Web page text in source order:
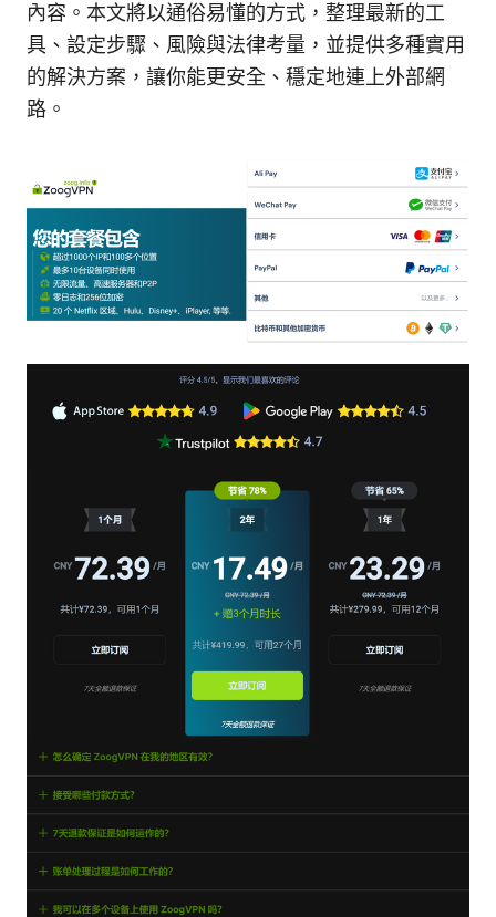
內容。本文將以通俗易懂的方式，整理最新的工
具、設定步驟、風險與法律考量，並提供多種實用
的解決方案，讓你能更安全、穩定地連上外部網
路。